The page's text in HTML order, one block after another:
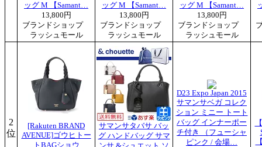
ッグ M 【Samant…
13,800円
ブランドショップ
ラッシュモール
ッグ M 【Samant…
13,800円
ブランドショップ
ラッシュモール
ッグ M 【Samant…
13,800円
ブランドショップ
ラッシュモール
2
位
[Rakuten BRAND
AVENUE]ゴウヒトー
トBAGショウ
サマンサタバサ バッ
グ ハンドバッグ サマ
D23 Expo Japan 2015
サマンサベガ コレク
ション ミニー トート
バッグ インナーポー
チ付き （フューシャ
ピンク / 会場…